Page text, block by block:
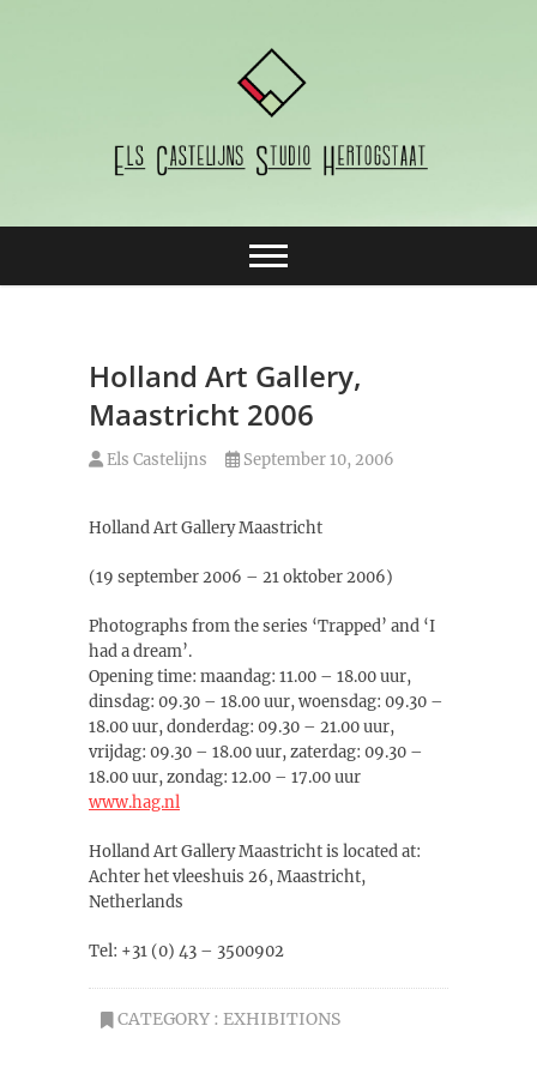
Els Castelijns
Studio
Holland Art Gallery,
Maastricht 2006
Els Castelijns September 10, 2006
Holland Art Gallery Maastricht
(19 september 2006 – 21 oktober 2006)
Photographs from the series ‘Trapped’ and ‘I
had a dream’.
Opening time: maandag: 11.00 – 18.00 uur,
dinsdag: 09.30 – 18.00 uur, woensdag: 09.30 –
18.00 uur, donderdag: 09.30 – 21.00 uur,
vrijdag: 09.30 – 18.00 uur, zaterdag: 09.30 –
18.00 uur, zondag: 12.00 – 17.00 uur
www.hag.nl
Holland Art Gallery Maastricht is located at:
Achter het vleeshuis 26, Maastricht,
Netherlands
Tel: +31 (0) 43 – 3500902
CATEGORY : EXHIBITIONS